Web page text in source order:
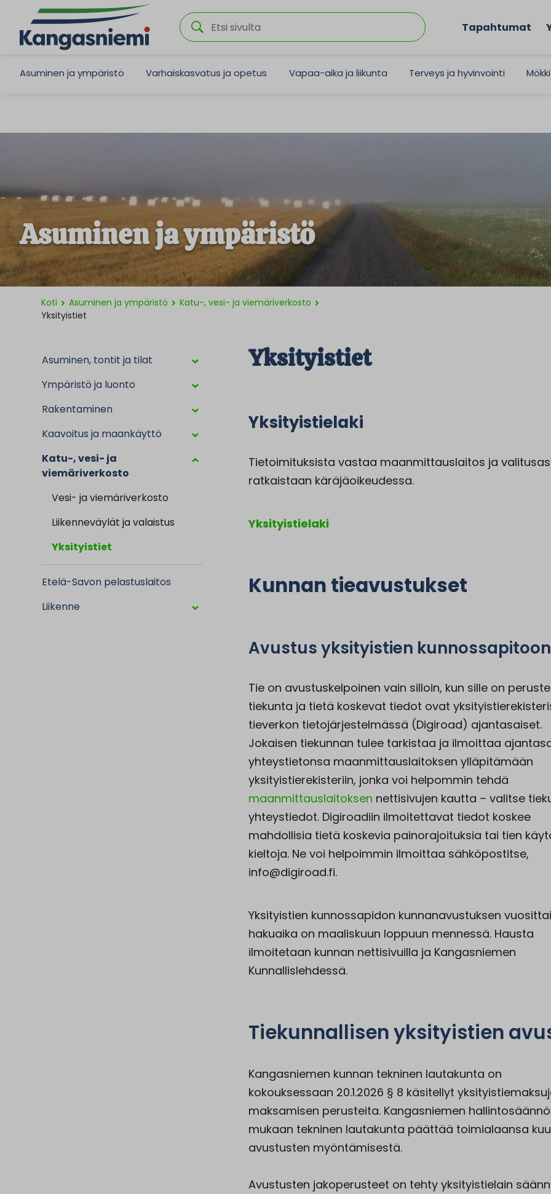
Tapahtumat
Asuminen ja ympäristö Varhaiskasvatus ja opetus Vapaa-aika ja liikunta Terveys ja hyvinvointi
Asuminen ja ympäristö
Koti Asuminen ja ympäristö
Katu-, vesi- ja viemäriverkosto
Yksityistiet
Asuminen, tontit ja tilat
Ympäristö ja luonto
Rakentaminen
Kaavoitus ja maankäyttö
Katu-, vesi- ja
viemäriverkosto
Vesi- ja viemäriverkosto
Liikenneväylät ja valaistus
Yksityistiet
Etelä-Savon pelastuslaitos
Liikenne
Yksityistiet
Yksityistielaki
Tietoimituksista vastaa maanmittauslaitos ja
ratkaistaan käräjäoikeudessa.
Yksityistielaki
Kunnan tieavustukset
Avustus yksityistien kunnossapitoon
Tie on avustuskelpoinen vain silloin, kun sille on
tiekunta ja tietä koskevat tiedot ovat
tieverkon tietojärjestelmässä (Digiroad) ajantasaiset.
Jokaisen tiekunnan tulee tarkistaa ja ilmoittaa
yhteystietonsa maanmittauslaitoksen ylläpitämään
yksityistierekisteriin, jonka voi helpommin tehdä
maanmittauslaitoksen nettisivujen kautta – valitse
yhteystiedot. Digiroadiin ilmoitettavat tiedot koskee
mahdollisia tietä koskevia painorajoituksia tai tien
kieltoja. Ne voi helpoimmin ilmoittaa sähköpostitse,
info@digiroad.fi.
Yksityistien kunnossapidon kunnanavustuksen
hakuaika on maaliskuun loppuun mennessä. Hausta
ilmoitetaan kunnan nettisivuilla ja Kangasniemen
Kunnallislehdessä.
Tiekunnallisen yksityistien
Kangasniemen kunnan tekninen lautakunta on
kokouksessaan 20.1.2026 § 8 käsitellyt
maksamisen perusteita. Kangasniemen
mukaan tekninen lautakunta päättää toimialaansa
avustusten myöntämisestä.
Avustusten jakoperusteet on tehty yksityistielain